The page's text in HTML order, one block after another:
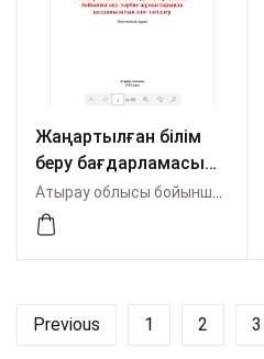
Жаңартылған білім
беру бағдарламасы
бойынша оқу-тәрбие
жұмыстарында
қолданылатын әдіс-
Previous 1 2 3